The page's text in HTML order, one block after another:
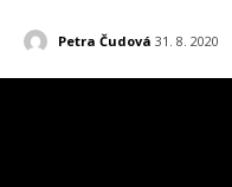
Petra Čudová 31. 8. 2020